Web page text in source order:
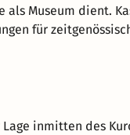
als Museum dient.
für
Das Museum
für ihre Märchen
Lage inmitten des